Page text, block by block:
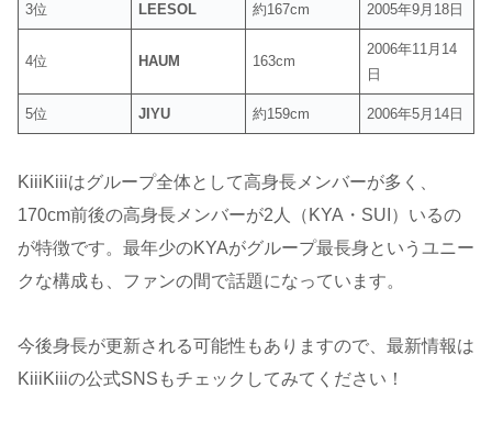
3位 LEESOL 約167cm 2005年9月18日
4位 HAUM 163cm
2006年11月14
日
5位 JIYU 約159cm 2006年5月14日
KiiiKiiiはグループ全体として高身長メンバーが多く、
170cm前後の高身長メンバーが2人（KYA・SUI）いるの
が特徴です。最年少のKYAがグループ最長身というユニー
クな構成も、ファンの間で話題になっています。
今後身長が更新される可能性もありますので、最新情報は
KiiiKiiiの公式SNSもチェックしてみてください！